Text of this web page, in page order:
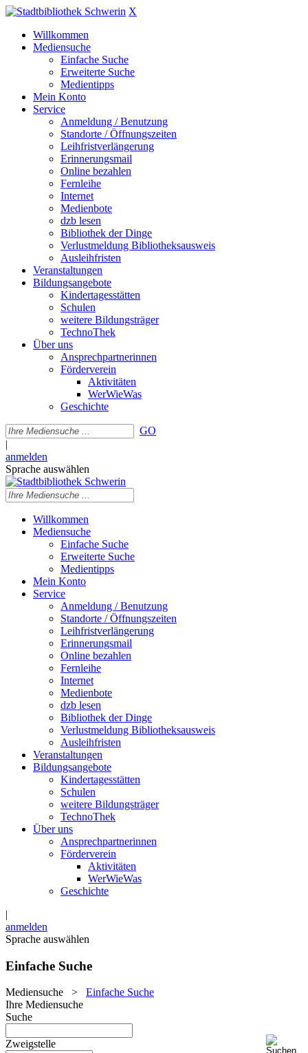
X
Willkommen
Mediensuche
Einfache Suche
Erweiterte Suche
Medientipps
Mein Konto
Service
Anmeldung / Benutzung
Standorte / Öffnungszeiten
Leihfristverlängerung
Erinnerungsmail
Online bezahlen
Fernleihe
Internet
Medienbote
dzb lesen
Bibliothek der Dinge
Verlustmeldung Bibliotheksausweis
Ausleihfristen
Veranstaltungen
Bildungsangebote
Kindertagesstätten
Schulen
weitere Bildungsträger
TechnoThek
Über uns
Ansprechpartnerinnen
Förderverein
Aktivitäten
WerWieWas
Geschichte
GO
|
anmelden
Sprache auswählen
Willkommen
Mediensuche
Einfache Suche
Erweiterte Suche
Medientipps
Mein Konto
Service
Anmeldung / Benutzung
Standorte / Öffnungszeiten
Leihfristverlängerung
Erinnerungsmail
Online bezahlen
Fernleihe
Internet
Medienbote
dzb lesen
Bibliothek der Dinge
Verlustmeldung Bibliotheksausweis
Ausleihfristen
Veranstaltungen
Bildungsangebote
Kindertagesstätten
Schulen
weitere Bildungsträger
TechnoThek
Über uns
Ansprechpartnerinnen
Förderverein
Aktivitäten
WerWieWas
Geschichte
|
anmelden
Sprache auswählen
Einfache Suche
Mediensuche > Einfache Suche
Ihre Mediensuche
Suche
Zweigstelle